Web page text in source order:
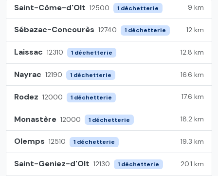
Saint-Côme-d'Olt 12500 1 déchetterie 9 km
Sébazac-Concourès 12740 1 déchetterie 12 km
Laissac 12310 1 déchetterie 12.8 km
Nayrac 12190 1 déchetterie 16.6 km
Rodez 12000 1 déchetterie 17.6 km
Monastère 12000 1 déchetterie 18.2 km
Olemps 12510 1 déchetterie 19.3 km
Saint-Geniez-d'Olt 12130 1 déchetterie 20.1 km